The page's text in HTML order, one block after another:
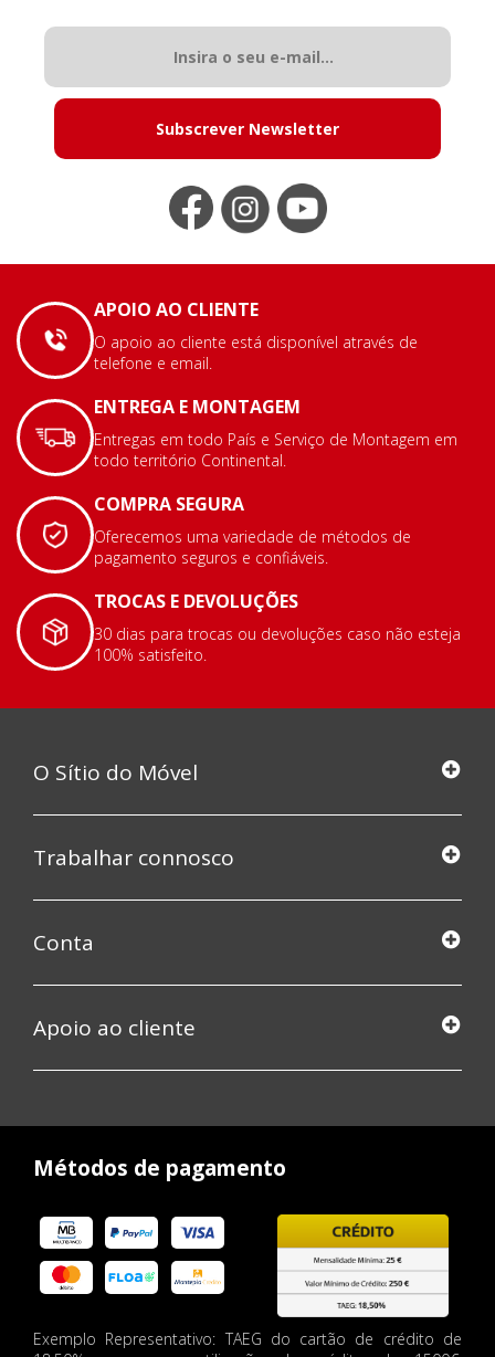
Subscrever Newsletter
APOIO AO CLIENTE
O apoio ao cliente está disponível através de
telefone e email.
ENTREGA E MONTAGEM
Entregas em todo País e Serviço de Montagem em
todo território Continental.
COMPRA SEGURA
Oferecemos uma variedade de métodos de
pagamento seguros e confiáveis.
TROCAS E DEVOLUÇÕES
30 dias para trocas ou devoluções caso não esteja
100% satisfeito.
O Sítio do Móvel
Trabalhar connosco
Conta
Apoio ao cliente
Métodos de pagamento
Exemplo Representativo: TAEG do cartão de crédito de